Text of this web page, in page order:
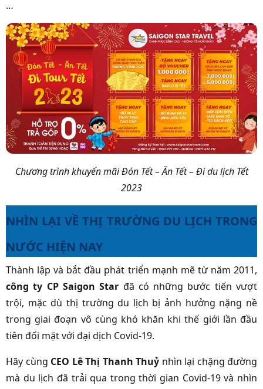
…
Chương trình khuyến mãi Đón Tết – Ăn Tết – Đi du lịch Tết
2023
NHÌN LẠI VỀ THỊ TRƯỜNG DU LỊCH TRONG
NƯỚC HIỆN NAY
Thành lập và bắt đầu phát triển mạnh mẽ từ năm 2011,
công ty CP Saigon Star đã có những bước tiến vượt
trội, mặc dù thị trường du lịch bị ảnh hưởng nặng nề
trong giai đoạn vô cùng khó khăn khi thế giới lần đầu
tiên đối mặt với đại dịch Covid-19.
Hãy cùng CEO Lê Thị Thanh Thuỷ nhìn lại chặng đường
mà du lịch đã trải qua trong thời gian Covid-19 và nhìn